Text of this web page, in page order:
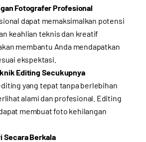
Fotografer Profesional
dapat memaksimalkan potensi
keahlian teknis dan kreatif
membantu Anda mendapatkan
ekspektasi.
Editing Secukupnya
yang tepat tanpa berlebihan
alami dan profesional. Editing
membuat foto kehilangan
Secara Berkala